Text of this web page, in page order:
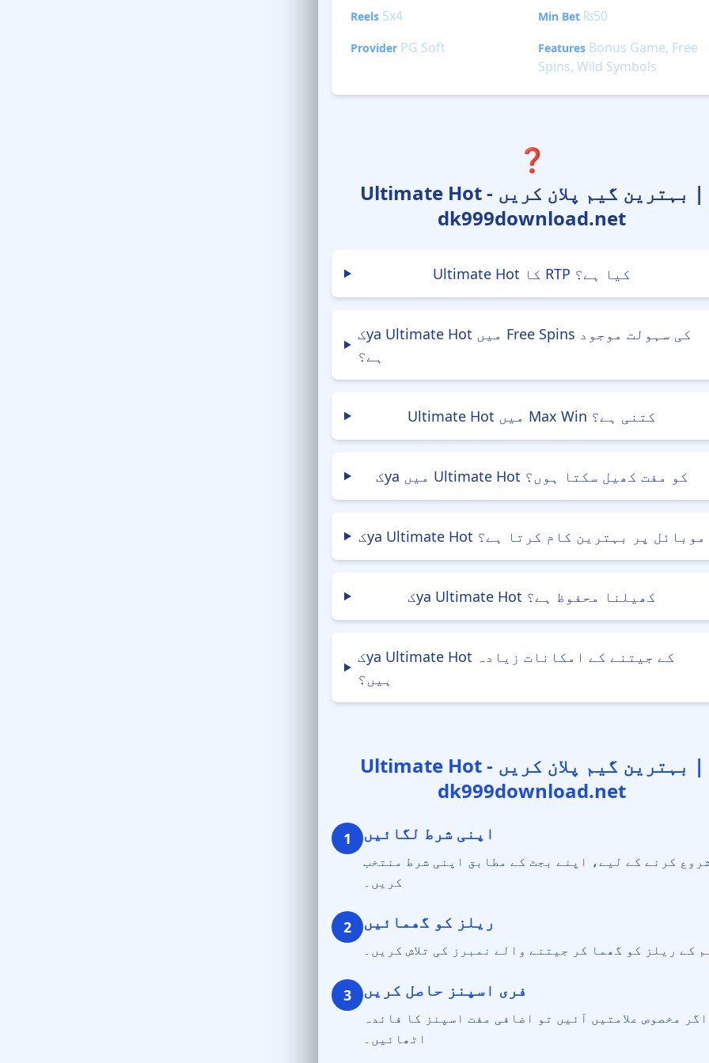
Reels 5x4 Min Bet ₨50
Provider PG Soft Features Bonus Game, Free
Spins, Wild Symbols
❓
Ultimate Hot - بہترین گیم پلان کریں |
dk999download.net
Ultimate Hot کا RTP کیا ہے؟
کya Ultimate Hot میں Free Spins کی سہولت موجود
ہے؟
Ultimate Hot میں Max Win کتنی ہے؟
کya میں Ultimate Hot کو مفت کھیل سکتا ہوں؟
کya Ultimate Hot موبائل پر بہترین کام کرتا ہے؟
کya Ultimate Hot کھیلنا محفوظ ہے؟
کya Ultimate Hot کے جیتنے کے امکانات زیادہ
ہیں؟
Ultimate Hot - بہترین گیم پلان کریں |
dk999download.net
1 اپنی شرط لگائیں
کرنے کے لیے، اپنے بجٹ کے مطابق اپنی شرط منتخب
کریں۔
2 ریلز کو گھمائیں
کے ریلز کو گھما کر جیتنے والے نمبرز کی تلاش کریں۔
3 فری اسپنز حاصل کریں
اگر مخصوص علامتیں آئیں تو اضافی مفت اسپنز کا فائدہ
اٹھائیں۔